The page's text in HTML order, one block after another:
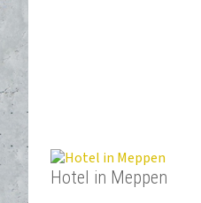
Hotel in Meppen